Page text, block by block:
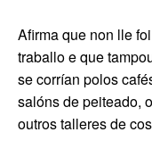
Afirma que non lle
traballo e que
se corrían polos
salóns de peiteado,
outros talleres de